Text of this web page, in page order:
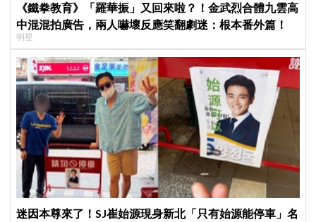
《鐵拳教育》「羅華振」又回來啦？！金武烈合體九雲高
中混混拍廣告，兩人嚇壞反應笑翻劇迷：根本番外篇！
明星
迷因本尊來了！SJ崔始源現身新北「只有始源能停車」名